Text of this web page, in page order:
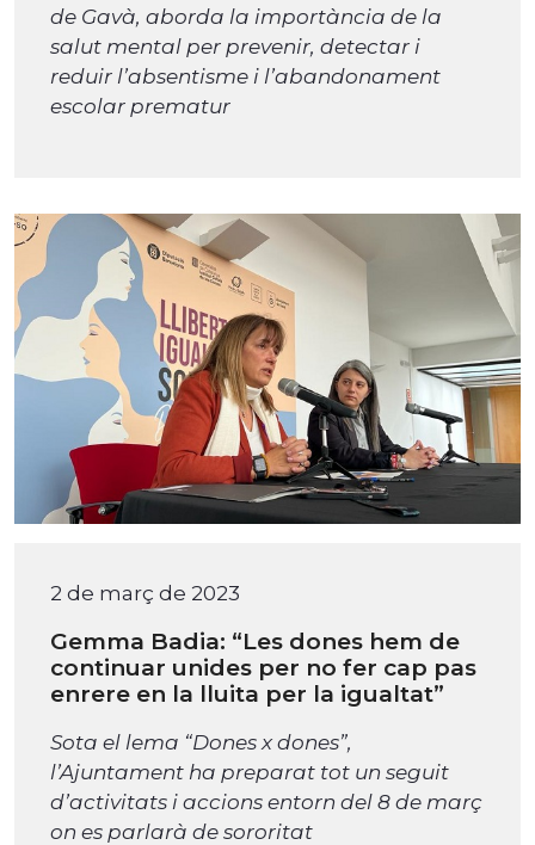
de Gavà, aborda la importància de la
salut mental per prevenir, detectar i
reduir l’absentisme i l’abandonament
escolar prematur
2 de març de 2023
Gemma Badia: “Les dones hem de
continuar unides per no fer cap pas
enrere en la lluita per la igualtat”
Sota el lema “Dones x dones”,
l’Ajuntament ha preparat tot un seguit
d’activitats i accions entorn del 8 de març
on es parlarà de sororitat